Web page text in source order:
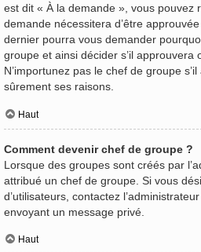
est dit « À la demande », vous pouvez
demande nécessitera d’être
dernier pourra vous demander
groupe et ainsi décider s’il approuvera
N’importunez pas le chef de groupe
sûrement ses raisons.
Haut
Comment devenir chef de groupe ?
Lorsque des groupes sont créés par
attribué un chef de groupe. Si vous
d’utilisateurs, contactez
envoyant un message privé.
Haut